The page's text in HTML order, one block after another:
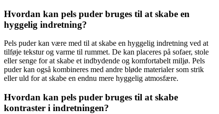
Hvordan kan pels puder bruges til at skabe en
hyggelig indretning?
Pels puder kan være med til at skabe en hyggelig indretning ved at
tilføje tekstur og varme til rummet. De kan placeres på sofaer, stole
eller senge for at skabe et indbydende og komfortabelt miljø. Pels
puder kan også kombineres med andre bløde materialer som strik
eller uld for at skabe en endnu mere hyggelig atmosfære.
Hvordan kan pels puder bruges til at skabe
kontraster i indretningen?